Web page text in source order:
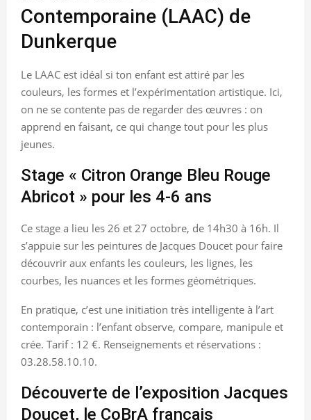
Contemporaine (LAAC) de
Dunkerque
Le LAAC est idéal si ton enfant est attiré par les
couleurs, les formes et l’expérimentation artistique. Ici,
on ne se contente pas de regarder des œuvres : on
apprend en faisant, ce qui change tout pour les plus
jeunes.
Stage « Citron Orange Bleu Rouge
Abricot » pour les 4-6 ans
Ce stage a lieu les 26 et 27 octobre, de 14h30 à 16h. Il
s’appuie sur les peintures de Jacques Doucet pour faire
découvrir aux enfants les couleurs, les lignes, les
courbes, les nuances et les formes géométriques.
En pratique, c’est une initiation très intelligente à l’art
contemporain : l’enfant observe, compare, manipule et
crée. Tarif : 12 €. Renseignements et réservations :
03.28.58.10.10.
Découverte de l’exposition Jacques
Doucet, le CoBrA français